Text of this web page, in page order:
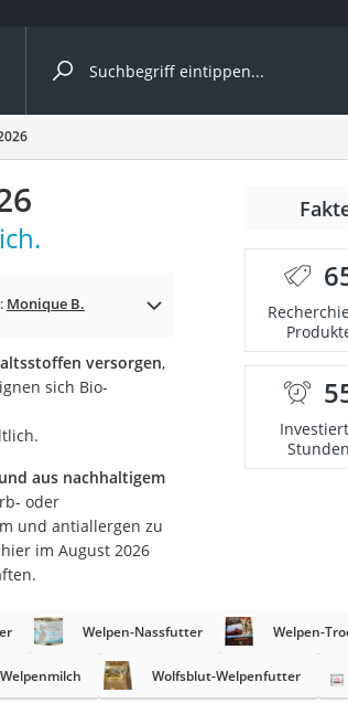
Kategorie
Monique B.
versorgen,
sich Bio-
aus nachhaltigem
oder
und antiallergen zu
im August 2026
Stunden
Welpen-Nassfutter Welpen-
Welpenmilch Wolfsblut-Welpenfutter